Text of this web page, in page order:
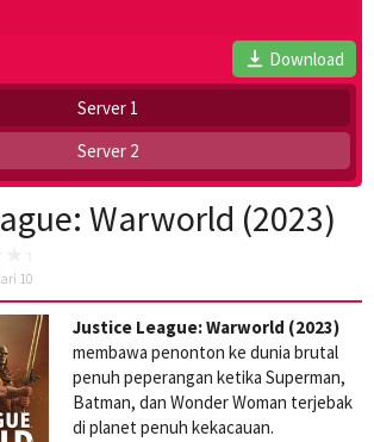
Download
Server 1
Server 2
Warworld (2023)
10
Justice League: Warworld (2023)
membawa penonton ke dunia brutal
penuh peperangan ketika Superman,
Batman, dan Wonder Woman terjebak
di planet penuh kekacauan.